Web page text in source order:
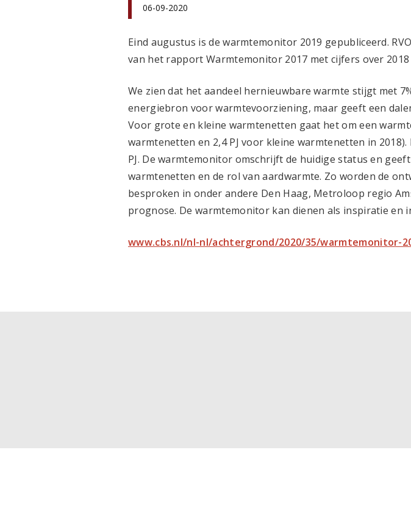
06-09-2020
Eind augustus is de warmtemonitor 2019 gepubliceerd.
van het rapport Warmtemonitor 2017 met cijfers over 2018
We zien dat het aandeel hernieuwbare warmte stijgt met
energiebron voor warmtevoorziening, maar geeft een
Voor grote en kleine warmtenetten gaat het om een
warmtenetten en 2,4 PJ voor kleine warmtenetten in
PJ. De warmtemonitor omschrijft de huidige status en
warmtenetten en de rol van aardwarmte. Zo worden de
besproken in onder andere Den Haag, Metroloop regio
prognose. De warmtemonitor kan dienen als inspiratie en
www.cbs.nl/nl-nl/achtergrond/2020/35/warmtemonitor-